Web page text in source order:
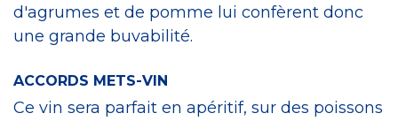
d'agrumes et de pomme lui confèrent donc
une grande buvabilité.
ACCORDS METS-VIN
Ce vin sera parfait en apéritif, sur des poissons